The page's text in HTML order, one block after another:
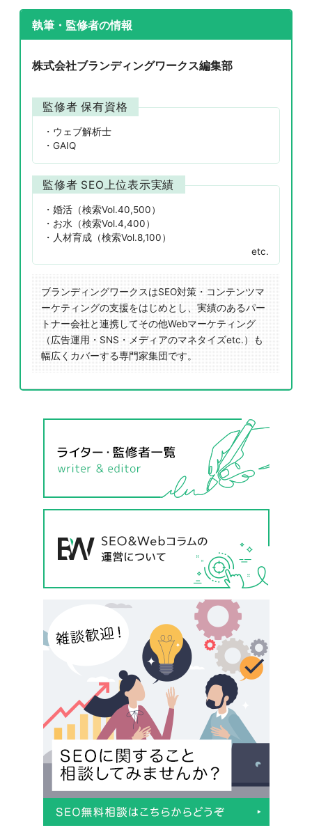
執筆・監修者の情報
株式会社ブランディングワークス編集部
監修者 保有資格
ウェブ解析士
GAIQ
監修者 SEO上位表示実績
婚活（検索Vol.40,500）
お水（検索Vol.4,400）
人材育成（検索Vol.8,100）
etc.
ブランディングワークスはSEO対策・コンテンツマ
ーケティングの支援をはじめとし、実績のあるパー
トナー会社と連携してその他Webマーケティング
（広告運用・SNS・メディアのマネタイズetc.）も
幅広くカバーする専門家集団です。